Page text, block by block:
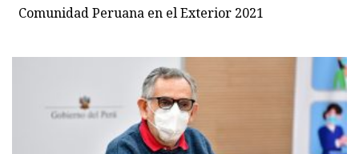
Comunidad Peruana en el Exterior 2021